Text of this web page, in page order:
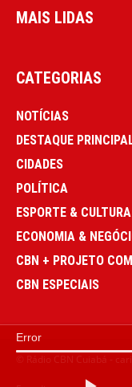
Error
MAIS LIDAS
CATEGORIAS
NOTÍCIAS
DESTAQUE
CIDADES
POLÍTICA
ESPORTE & CULTURA
ECONOMIA &
CBN + PROJETO
CBN ESPECIAIS
© Rádio CBN Cuiabá -